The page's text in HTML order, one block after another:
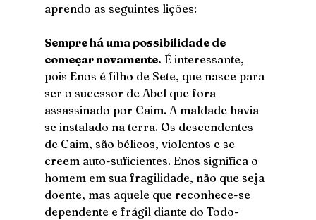
aprendo as seguintes lições:
Sempre há uma possibilidade de
começar novamente. É interessante,
pois Enos é filho de Sete, que nasce para
ser o sucessor de Abel que fora
assassinado por Caim. A maldade havia
se instalado na terra. Os descendentes
de Caim, são bélicos, violentos e se
creem auto-suficientes. Enos significa o
homem em sua fragilidade, não que seja
doente, mas aquele que reconhece-se
dependente e frágil diante do Todo-